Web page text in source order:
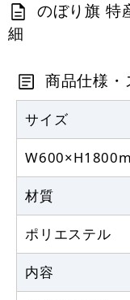
のぼり旗 特
細
商品仕様・
サイズ
材質
ポリエステル
内容